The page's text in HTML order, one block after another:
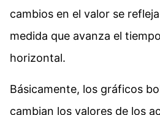
cambios en el valor se
medida que avanza el
horizontal.
Básicamente, los gráficos
cambian los valores de los